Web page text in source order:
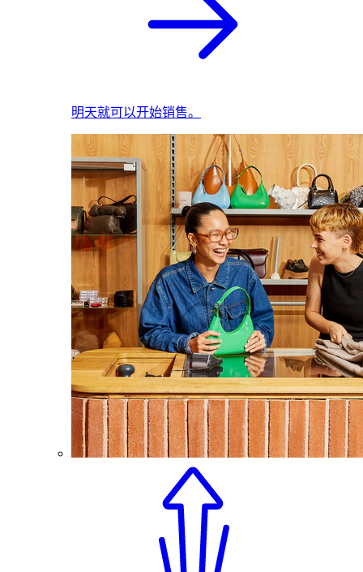
明天就可以开始销售。